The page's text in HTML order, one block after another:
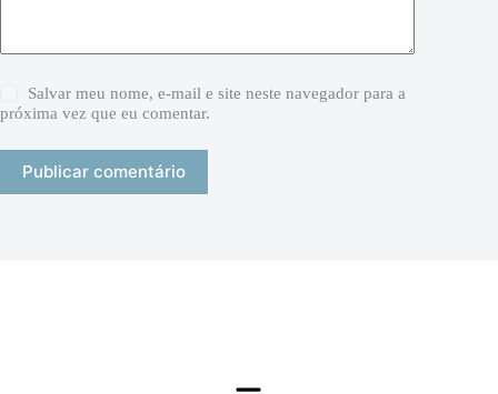
Salvar meu nome, e-mail e site neste navegador para a
próxima vez que eu comentar.
Publicar comentário